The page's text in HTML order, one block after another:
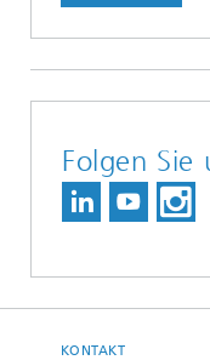
Folgen Sie
KONTAKT